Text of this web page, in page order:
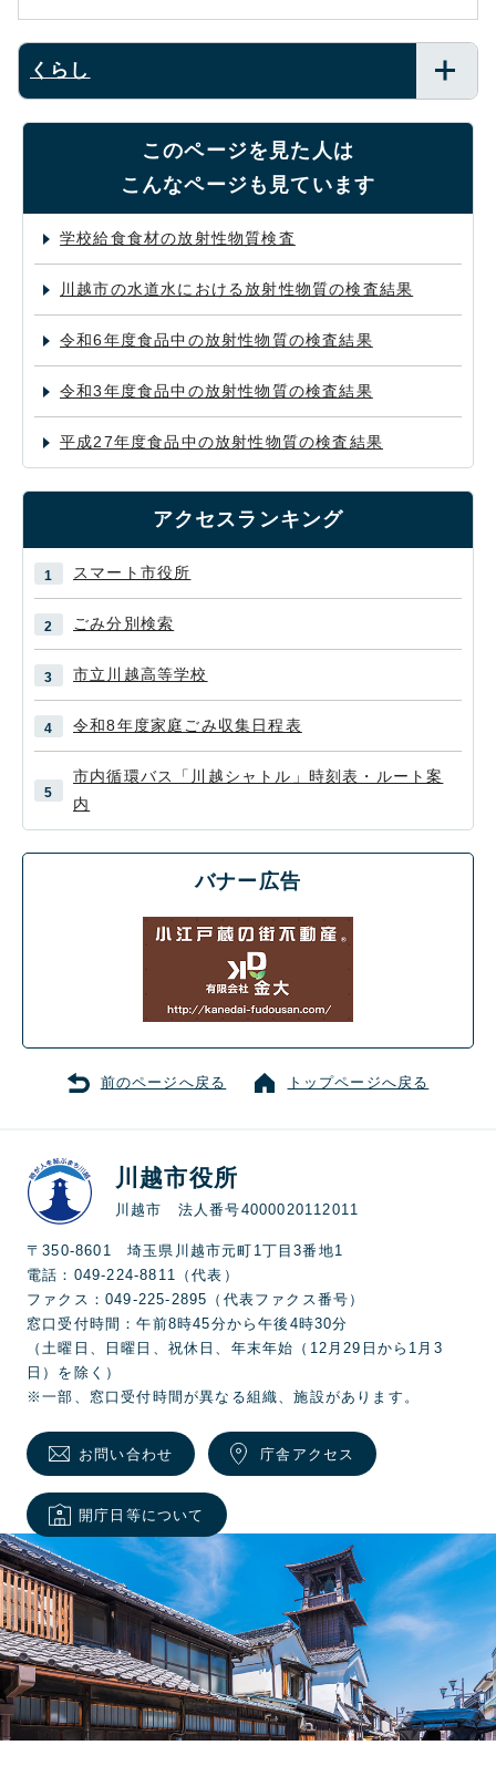
くらし
このページを見た人は
こんなページも見ています
学校給食食材の放射性物質検査
川越市の水道水における放射性物質の検査結果
令和6年度食品中の放射性物質の検査結果
令和3年度食品中の放射性物質の検査結果
平成27年度食品中の放射性物質の検査結果
アクセスランキング
スマート市役所
ごみ分別検索
市立川越高等学校
令和8年度家庭ごみ収集日程表
市内循環バス「川越シャトル」時刻表・ルート案
内
バナー広告
前のページへ戻る トップページへ戻る
川越市役所
川越市 法人番号4000020112011
〒350-8601 埼玉県川越市元町1丁目3番地1
電話：049-224-8811（代表）
ファクス：049-225-2895（代表ファクス番号）
窓口受付時間：午前8時45分から午後4時30分
（土曜日、日曜日、祝休日、年末年始（12月29日から1月3
日）を除く）
※一部、窓口受付時間が異なる組織、施設があります。
お問い合わせ 庁舎アクセス
開庁日等について